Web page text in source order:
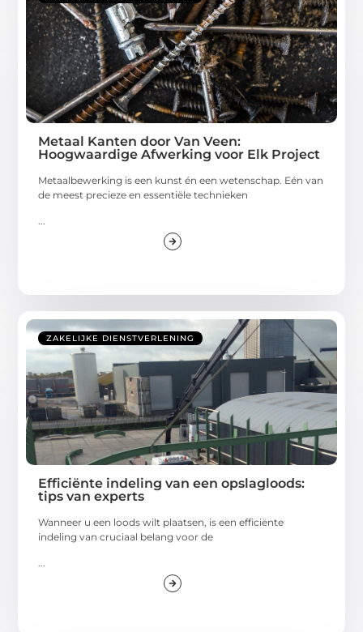
Metaal Kanten door Van Veen:
Hoogwaardige Afwerking voor Elk Project
Metaalbewerking is een kunst én een wetenschap. Eén van
de meest precieze en essentiële technieken
ZAKELIJKE DIENSTVERLENING
Efficiënte indeling van een opslagloods:
tips van experts
Wanneer u een loods wilt plaatsen, is een efficiënte
indeling van cruciaal belang voor de
...